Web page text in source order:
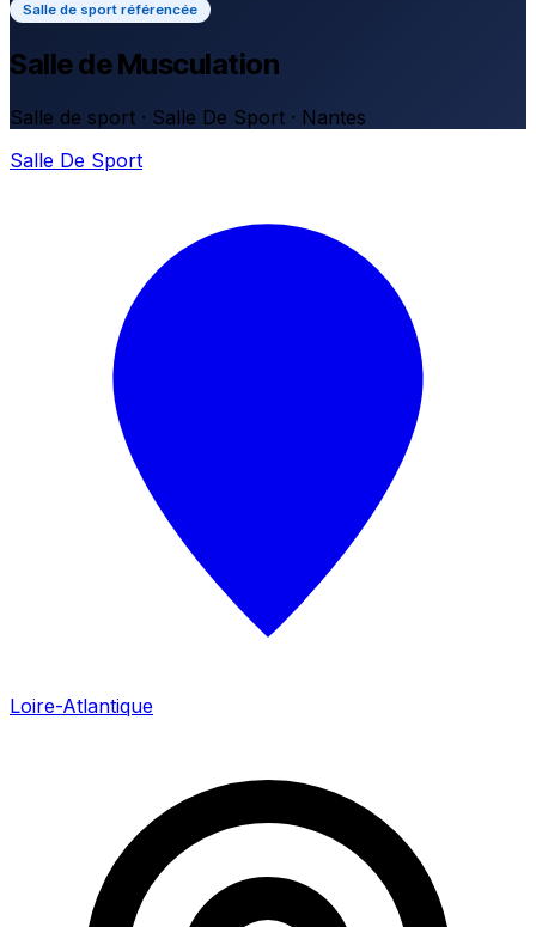
Salle de sport référencée
Salle de Musculation
Salle de sport · Salle De Sport · Nantes
Salle De Sport
Loire-Atlantique